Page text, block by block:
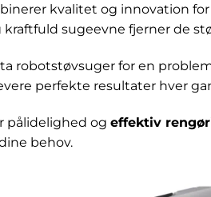
kvalitet og innovation
kraftfuld sugeevne fjerner de
robotstøvsuger for en
perfekte resultater hver
pålidelighed og effektiv
behov.